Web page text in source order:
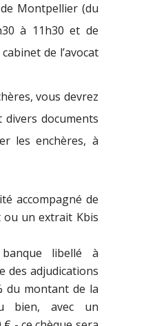
Montpellier (du
à 11h30 et de
de l’avocat
vous devrez
documents
les enchères, à
accompagné de
ou un extrait Kbis
libellé à
des adjudications
du montant de la
bien, avec un